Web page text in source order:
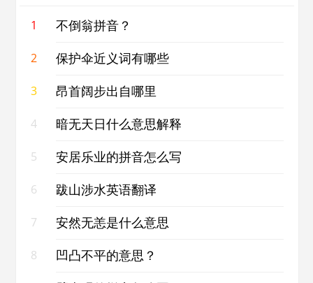
1 不倒翁拼音？
2 保护伞近义词有哪些
3 昂首阔步出自哪里
4 暗无天日什么意思解释
5 安居乐业的拼音怎么写
6 跋山涉水英语翻译
7 安然无恙是什么意思
8 凹凸不平的意思？